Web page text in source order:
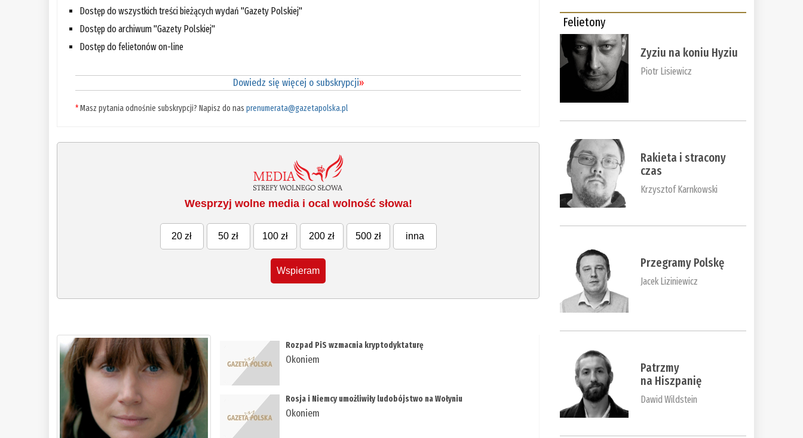
Dostęp do wszystkich treści bieżących wydań "Gazety Polskiej"
Dostęp do archiwum "Gazety Polskiej"
Dostęp do felietonów on-line
Dowiedz się więcej o subskrypcji»
*Masz pytania odnośnie subskrypcji? Napisz do nasprenumerata@gazetapolska.pl
Wesprzyj wolne media i ocal wolność słowa!
20 zł 50 zł 100 zł 200 zł 500 zł inna
Wspieram
Rozpad PiS wzmacnia kryptodyktaturę
Okoniem
Rosja i Niemcy umożliwiły ludobójstwo na Wołyniu
Okoniem
Felietony
Zyziu na koniu Hyziu
Piotr Lisiewicz
Rakieta i stracony
czas
Krzysztof Karnkowski
Przegramy Polskę
Jacek Liziniewicz
Patrzmy
na Hiszpanię
Dawid Wildstein